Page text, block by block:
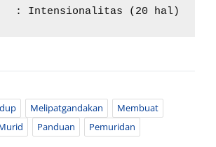
: Intensionalitas (20 hal)
Melipatgandakan
Membuat
Panduan Pemuridan